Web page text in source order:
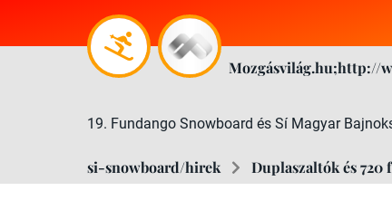
Mozgásvilág.hu;http://
19. Fundango Snowboard és Sí Magyar
si-snowboard/hirek Duplaszaltók és